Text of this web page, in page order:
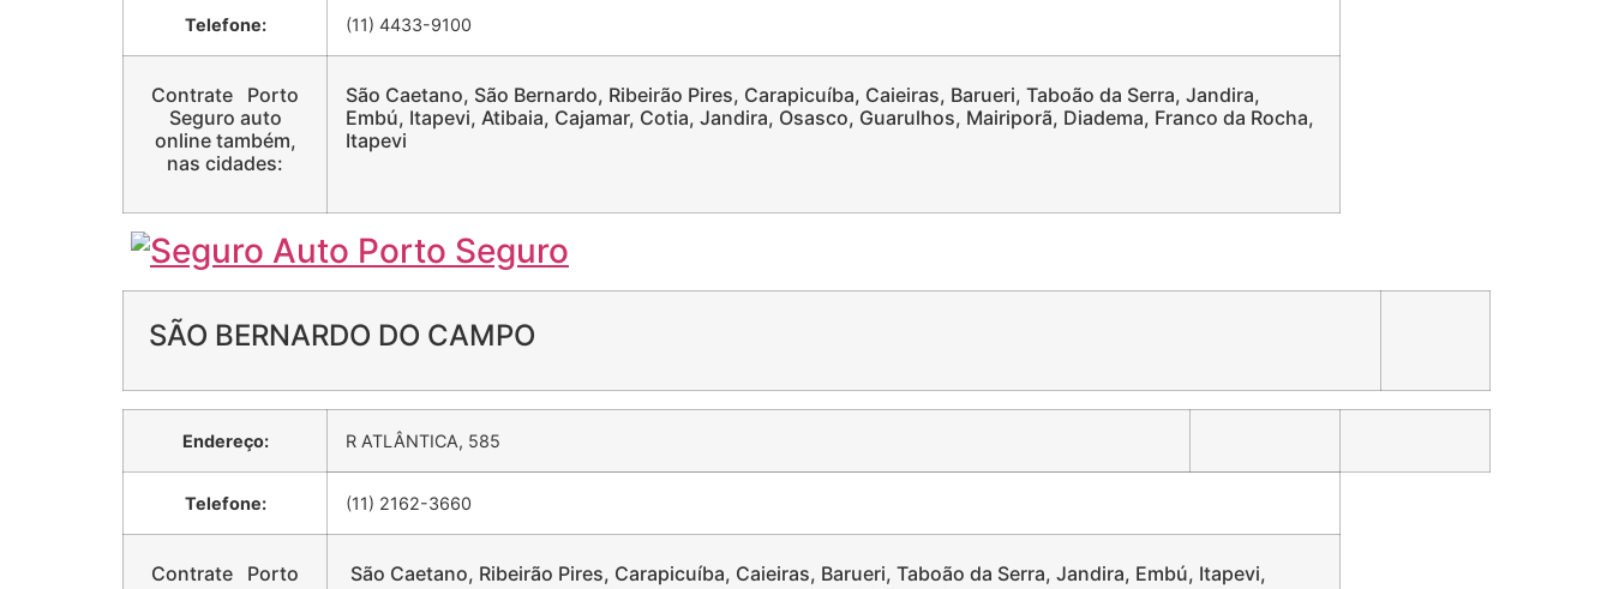
Telefone: (11) 4433-9100
Contrate Porto
Seguro auto
online também,
nas cidades:
São Caetano, São Bernardo, Ribeirão Pires, Carapicuíba, Caieiras, Barueri, Taboão da Serra, Jandira,
Embú, Itapevi, Atibaia, Cajamar, Cotia, Jandira, Osasco, Guarulhos, Mairiporã, Diadema, Franco da Rocha,
Itapevi
SÃO BERNARDO DO CAMPO
Endereço: R ATLÂNTICA, 585
Telefone: (11) 2162-3660
Contrate Porto
São Caetano, Ribeirão Pires, Carapicuíba, Caieiras, Barueri, Taboão da Serra, Jandira, Embú, Itapevi,